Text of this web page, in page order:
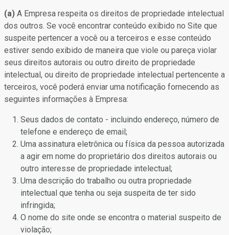
(a) A Empresa respeita os direitos de propriedade intelectual
dos outros. Se você encontrar conteúdo exibido no Site que
suspeite pertencer a você ou a terceiros e esse conteúdo
estiver sendo exibido de maneira que viole ou pareça violar
seus direitos autorais ou outro direito de propriedade
intelectual, ou direito de propriedade intelectual pertencente a
terceiros, você poderá enviar uma notificação fornecendo as
seguintes informações à Empresa:
Seus dados de contato - incluindo endereço, número de
telefone e endereço de email;
Uma assinatura eletrônica ou física da pessoa autorizada
a agir em nome do proprietário dos direitos autorais ou
outro interesse de propriedade intelectual;
Uma descrição do trabalho ou outra propriedade
intelectual que tenha ou seja suspeita de ter sido
infringida;
O nome do site onde se encontra o material suspeito de
violação;